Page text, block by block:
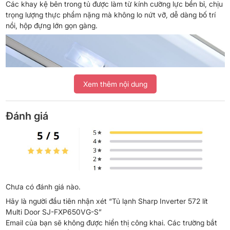
Các khay kệ bên trong tủ được làm từ kính cường lực bền bỉ, chịu
trọng lượng thực phẩm nặng mà không lo nứt vỡ, dễ dàng bố trí
nồi, hộp đựng lớn gọn gàng.
Dung tích sử dụng
Sản phẩm có dung tích sử dụng 572 lít, trong đó ngăn lạnh 366 lít
và ngăn đá 206 lít, đáp ứng nhu cầu lưu trữ thực phẩm cho gia
Xem thêm nội dung
Đánh giá
Chưa có đánh giá nào.
Hãy là người đầu tiên nhận xét “Tủ lạnh Sharp Inverter 572 lít
Multi Door SJ-FXP650VG-S”
Email của bạn sẽ không được hiển thị công khai. Các trường bắt